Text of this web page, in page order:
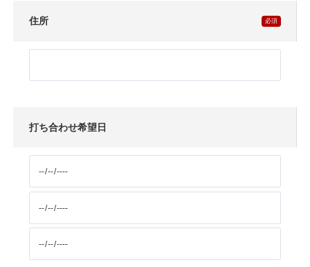
住所
打ち合わせ希望日